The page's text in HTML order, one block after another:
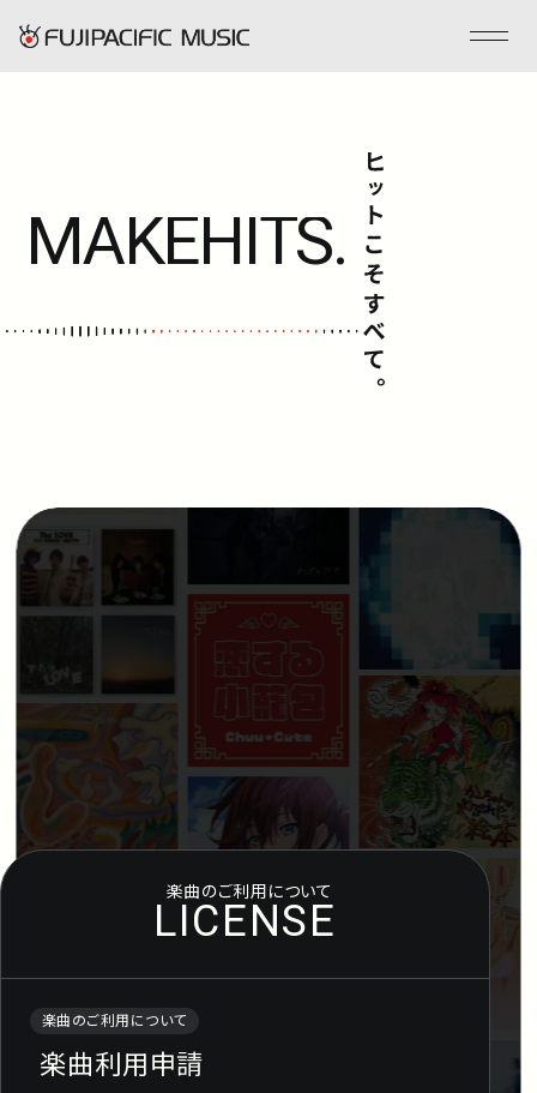
会社情報
アーティスト
プレイリスト
ミュージックライブラリ
映像制作
楽曲利用申
MAKEHITS.
LICENSE
楽曲のご利用について
楽曲のご利用について
楽曲利用申請